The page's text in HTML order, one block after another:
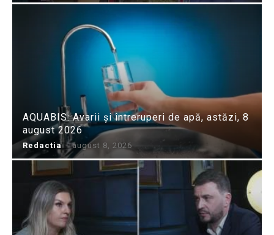
AQUABIS: Avarii și întreruperi de apă, astăzi, 8
august 2026
Redactia - august 8, 2026